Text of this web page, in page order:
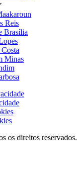
Reis
Brasília
Minas
os direitos reservados.